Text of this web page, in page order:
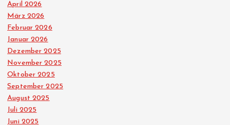
April 2026
März 2026
Februar 2026
Januar 2026
Dezember 2025
November 2025
Oktober 2025
September 2025
August 2025
Juli 2025
Juni 2025